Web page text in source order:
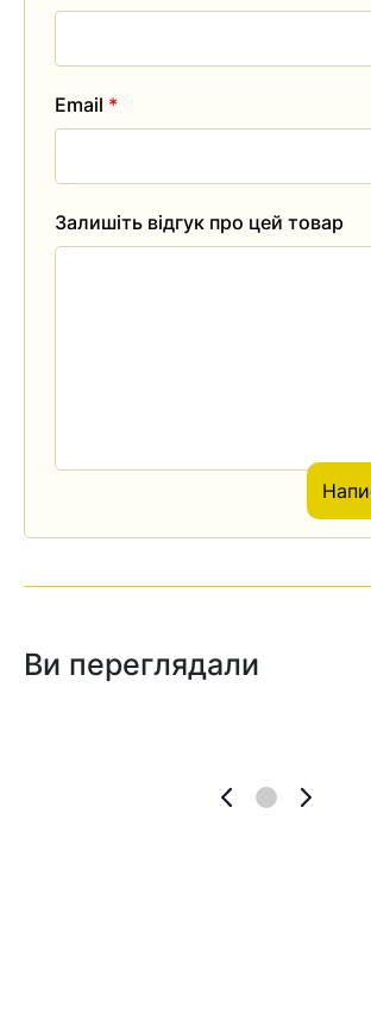
Залишіть відгук про цей товар
Email *
Ви переглядали